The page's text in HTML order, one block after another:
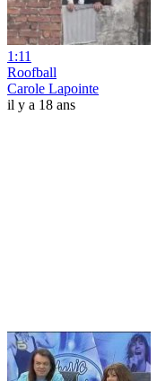
1:11
Roofball
Carole Lapointe
il y a 18 ans